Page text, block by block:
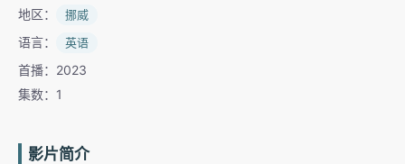
地区： 挪威
语言： 英语
首播：2023
集数：1
影片简介